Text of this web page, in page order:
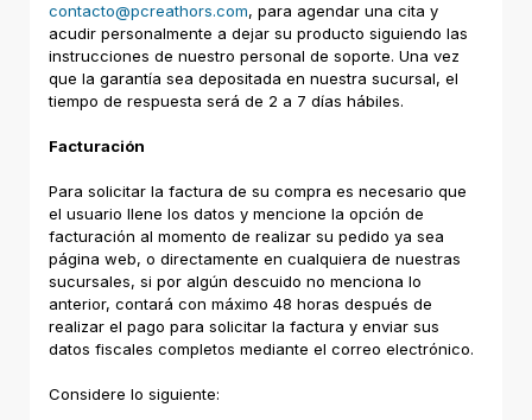
contacto@pcreathors.com, para agendar una cita y
acudir personalmente a dejar su producto siguiendo las
instrucciones de nuestro personal de soporte. Una vez
que la garantía sea depositada en nuestra sucursal, el
tiempo de respuesta será de 2 a 7 días hábiles.
Facturación
Para solicitar la factura de su compra es necesario que
el usuario llene los datos y mencione la opción de
facturación al momento de realizar su pedido ya sea
página web, o directamente en cualquiera de nuestras
sucursales, si por algún descuido no menciona lo
anterior, contará con máximo 48 horas después de
realizar el pago para solicitar la factura y enviar sus
datos fiscales completos mediante el correo electrónico.
Considere lo siguiente: